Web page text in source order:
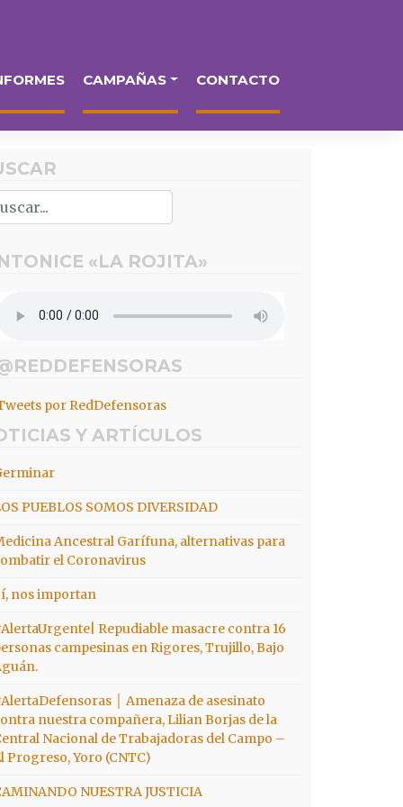
CAMPAÑAS CONTACTO
«LA ROJITA»
por RedDefensoras
Y ARTÍCULOS
PUEBLOS SOMOS DIVERSIDAD
Ancestral Garífuna, alternativas para
el Coronavirus
nos importan
Repudiable masacre contra 16
campesinas en Rigores, Trujillo, Bajo
│ Amenaza de asesinato
nuestra compañera, Lilian Borjas de la
Nacional de Trabajadoras del Campo –
Progreso, Yoro (CNTC)
NUESTRA JUSTICIA